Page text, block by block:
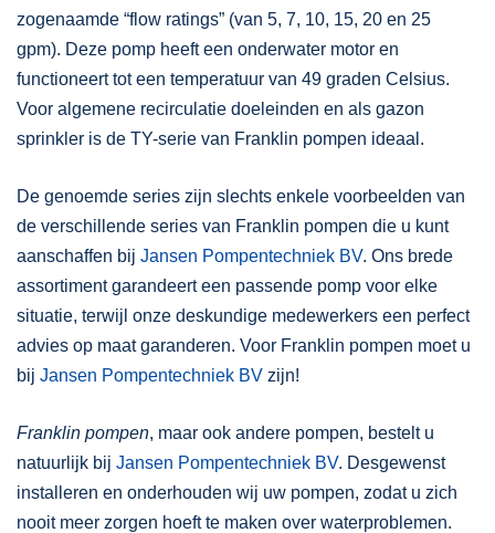
zogenaamde “flow ratings” (van 5, 7, 10, 15, 20 en 25
gpm). Deze pomp heeft een onderwater motor en
functioneert tot een temperatuur van 49 graden Celsius.
Voor algemene recirculatie doeleinden en als gazon
sprinkler is de TY-serie van Franklin pompen ideaal.
De genoemde series zijn slechts enkele voorbeelden van
de verschillende series van Franklin pompen die u kunt
aanschaffen bij Jansen Pompentechniek BV. Ons brede
assortiment garandeert een passende pomp voor elke
situatie, terwijl onze deskundige medewerkers een perfect
advies op maat garanderen. Voor Franklin pompen moet u
bij Jansen Pompentechniek BV zijn!
Franklin pompen, maar ook andere pompen, bestelt u
natuurlijk bij Jansen Pompentechniek BV. Desgewenst
installeren en onderhouden wij uw pompen, zodat u zich
nooit meer zorgen hoeft te maken over waterproblemen.